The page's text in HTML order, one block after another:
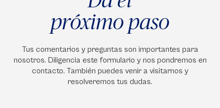
próximo paso
Tus comentarios y preguntas son importantes para
nosotros. Diligencia este formulario y nos pondremos en
contacto. También puedes venir a visitarnos y
resolveremos tus dudas.